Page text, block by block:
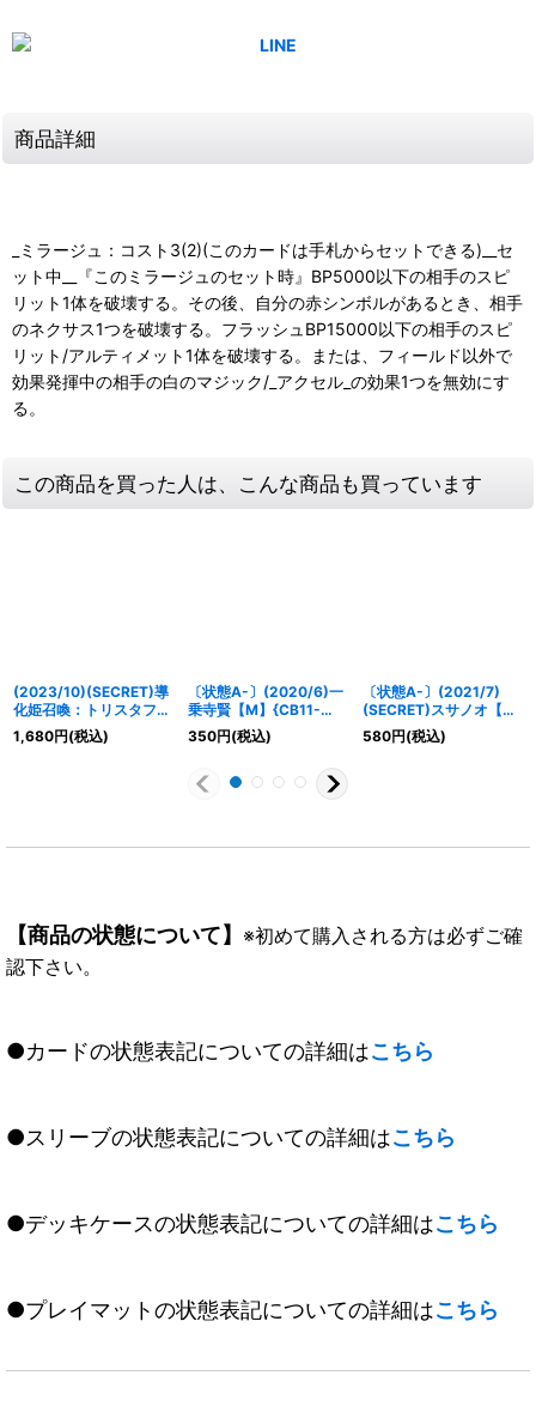
商品詳細
_ミラージュ：コスト3(2)(このカードは手札からセットできる)__セ
ット中__『このミラージュのセット時』BP5000以下の相手のスピ
リット1体を破壊する。その後、自分の赤シンボルがあるとき、相手
のネクサス1つを破壊する。フラッシュBP15000以下の相手のスピ
リット/アルティメット1体を破壊する。または、フィールド以外で
効果発揮中の相手の白のマジック/_アクセル_の効果1つを無効にす
る。
この商品を買った人は、こんな商品も買っています
(2023/10)(SECRET)導
化姫召喚：トリスタフィ
ールド【X-SEC】
{BS66-X12}《黄》
1,680円(税込)
〔状態A-〕(2020/6)一
乗寺賢【M】{CB11-
021}《緑》
350円(税込)
〔状態A-〕(2021/7)
(SECRET)スサノオ【X-
SEC】{CB16-X06}
《青》
580円(税込)
【商品の状態について】 ※初めて購入される方は必ずご確
認下さい。
●カードの状態表記についての詳細はこちら
●スリーブの状態表記についての詳細はこちら
●デッキケースの状態表記についての詳細はこちら
●プレイマットの状態表記についての詳細はこちら